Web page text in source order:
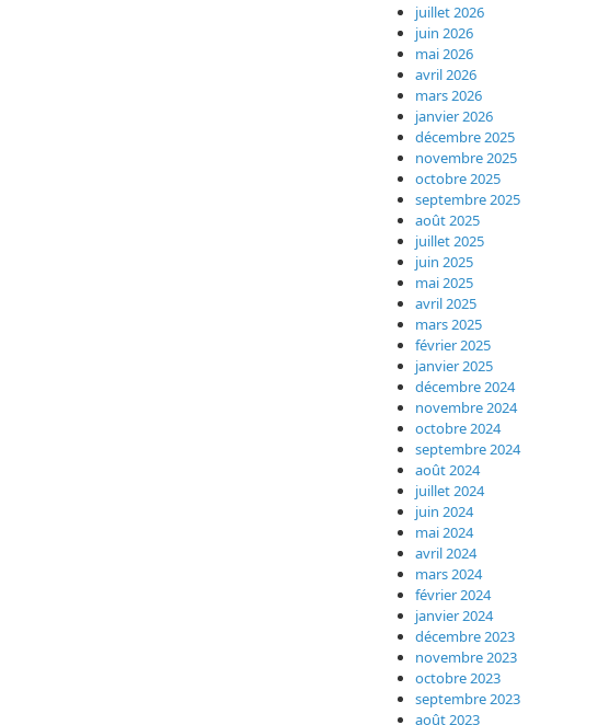
juillet 2026
juin 2026
mai 2026
avril 2026
mars 2026
janvier 2026
décembre 2025
novembre 2025
octobre 2025
septembre 2025
août 2025
juillet 2025
juin 2025
mai 2025
avril 2025
mars 2025
février 2025
janvier 2025
décembre 2024
novembre 2024
octobre 2024
septembre 2024
août 2024
juillet 2024
juin 2024
mai 2024
avril 2024
mars 2024
février 2024
janvier 2024
décembre 2023
novembre 2023
octobre 2023
septembre 2023
août 2023